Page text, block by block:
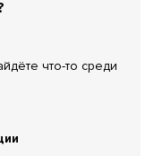
что-то среди